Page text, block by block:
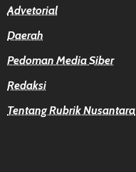
Advetorial
Daerah
Pedoman Media Siber
Redaksi
Tentang Rubrik Nusantara